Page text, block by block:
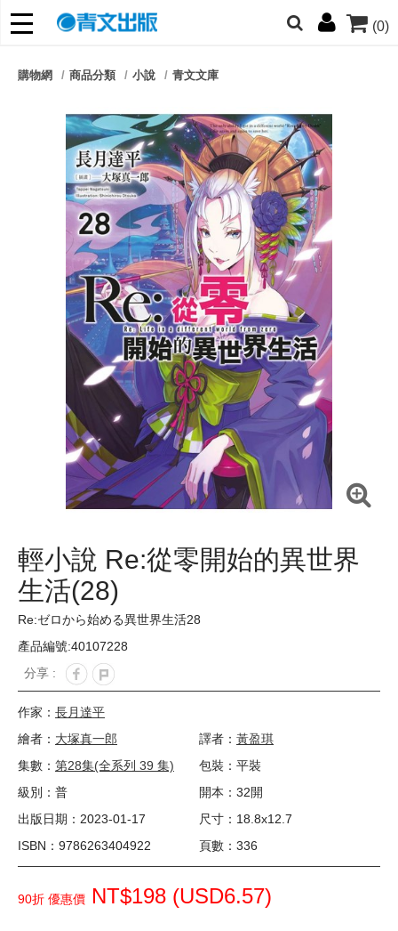
(0)
朋友們，提高警覺！
購物網 商品分類 小說 青文文庫
輕小說 Re:從零開始的異世界
生活(28)
Re:ゼロから始める異世界生活28
產品編號:40107228
分享 :
作家： 長月達平
繪者： 大塚真一郎 譯者： 黃盈琪
集數： 第28集(全系列 39 集)
包裝：平裝
級別：普
開本：32開
出版日期：2023-01-17
尺寸：18.8x12.7
ISBN：9786263404922
頁數：336
90折 優惠價 NT$198 (USD6.57)